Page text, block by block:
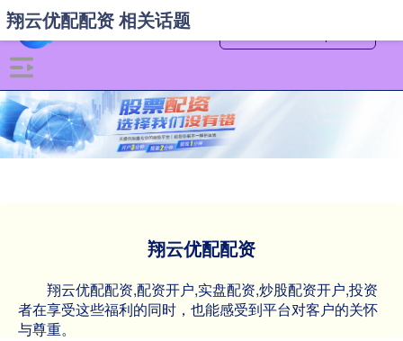
翔云优配配资
翔云优配配资,配资开户,实盘配资,炒股配资开户,投资
者在享受这些福利的同时，也能感受到平台对客户的关怀
与尊重。
翔云优配配资 相关话题